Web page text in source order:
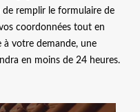
remplir le formulaire de
coordonnées tout en
à votre demande, une
en moins de 24 heures.